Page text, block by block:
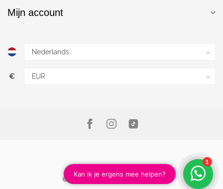
Mijn account
€
© Copyright 2026 Magic Nails B.V.